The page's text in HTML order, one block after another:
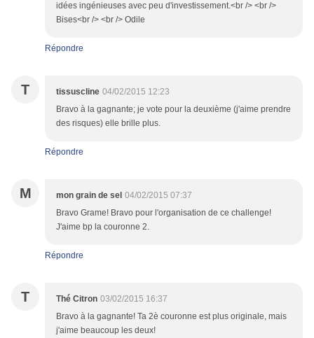
idées ingénieuses avec peu d'investissement.<br /> <br />
Bises<br /> <br /> Odile
Répondre
T tissuscline 04/02/2015 12:23
Bravo à la gagnante; je vote pour la deuxième (j'aime prendre
des risques) elle brille plus.
Répondre
M mon grain de sel 04/02/2015 07:37
Bravo Grame! Bravo pour l'organisation de ce challenge!
J'aime bp la couronne 2.
Répondre
T Thé Citron 03/02/2015 16:37
Bravo à la gagnante! Ta 2è couronne est plus originale, mais
j'aime beaucoup les deux!